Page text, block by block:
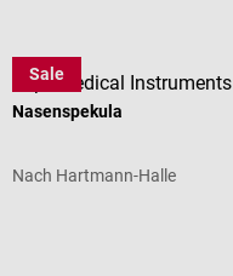
Sale
Zepf Medical Instruments
Nasenspekula
Nach Hartmann-Halle